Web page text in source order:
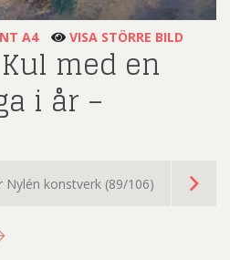
A4 VISA STÖRRE BILD
med en
i år –
Nylén konstverk (89/106)